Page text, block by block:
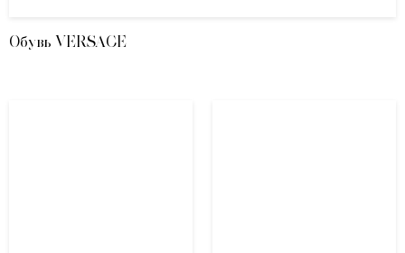
Обувь VERSACE